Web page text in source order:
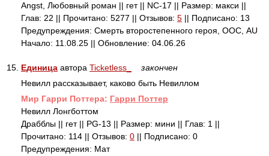
Angst, Любовный роман || гет || NC-17 || Размер: макси ||
Глав: 22 || Прочитано: 5277 || Отзывов: 5 || Подписано: 13
Предупреждения: Смерть второстепенного героя, ООС, AU
Начало: 11.08.25 || Обновление: 04.06.26
15. Единица автора Ticketless_
закончен
Невилл рассказывает, каково быть Невиллом
Mир Гарри Поттера: Гарри Поттер
Невилл Лонгботтом
Драбблы || гет || PG-13 || Размер: мини || Глав: 1 ||
Прочитано: 114 || Отзывов: 0 || Подписано: 0
Предупреждения: Мат